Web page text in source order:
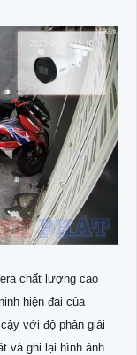
chất lượng cao
hiện đại của
với độ phân giải
và ghi lại hình ảnh